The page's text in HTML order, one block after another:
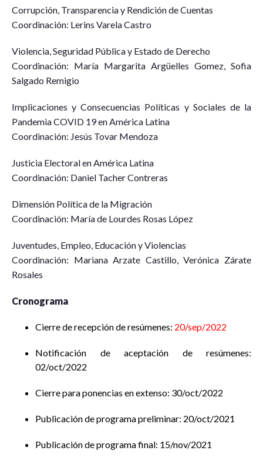
Corrupción, Transparencia y Rendición de Cuentas
Coordinación: Lerins Varela Castro
Violencia, Seguridad Pública y Estado de Derecho
Coordinación: María Margarita Argüelles Gomez, Sofia
Salgado Remigio
Implicaciones y Consecuencias Políticas y Sociales de la
Pandemia COVID 19 en América Latina
Coordinación: Jesús Tovar Mendoza
Justicia Electoral en América Latina
Coordinación: Daniel Tacher Contreras
Dimensión Política de la Migración
Coordinación: María de Lourdes Rosas López
Juventudes, Empleo, Educación y Violencias
Coordinación: Mariana Arzate Castillo, Verónica Zárate
Rosales
Cronograma
Cierre de recepción de resúmenes: 20/sep/2022
Notificación de aceptación de resúmenes:
02/oct/2022
Cierre para ponencias en extenso: 30/oct/2022
Publicación de programa preliminar: 20/oct/2021
Publicación de programa final: 15/nov/2021